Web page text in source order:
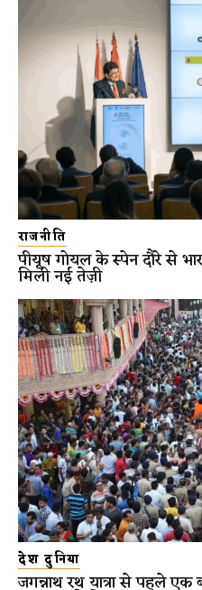
राजनीति
पीयूष गोयल के स्पेन दौरे से
मिली नई तेज़ी
देश दुनिया
जगन्नाथ रथ यात्रा से पहले